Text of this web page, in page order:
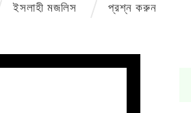
ইসলাহী মজলিস প্রশ্ন করুন